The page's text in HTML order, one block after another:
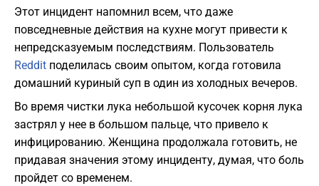
Этот инцидент напомнил всем, что даже
повседневные действия на кухне могут привести к
непредсказуемым последствиям. Пользователь
Reddit поделилась своим опытом, когда готовила
домашний куриный суп в один из холодных вечеров.
Во время чистки лука небольшой кусочек корня лука
застрял у нее в большом пальце, что привело к
инфицированию. Женщина продолжала готовить, не
придавая значения этому инциденту, думая, что боль
пройдет со временем.